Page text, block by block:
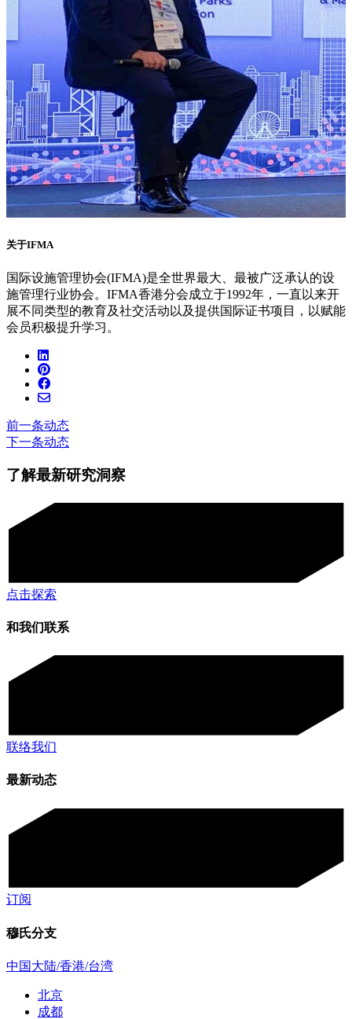
关于IFMA
国际设施管理协会(IFMA)是全世界最大、最被广泛承认的设
施管理行业协会。IFMA香港分会成立于1992年，一直以来开
展不同类型的教育及社交活动以及提供国际证书项目，以赋能
会员积极提升学习。
前一条动态
下一条动态
了解最新研究洞察
点击探索
和我们联系
联络我们
最新动态
订阅
穆氏分支
中国大陆/香港/台湾
北京
成都